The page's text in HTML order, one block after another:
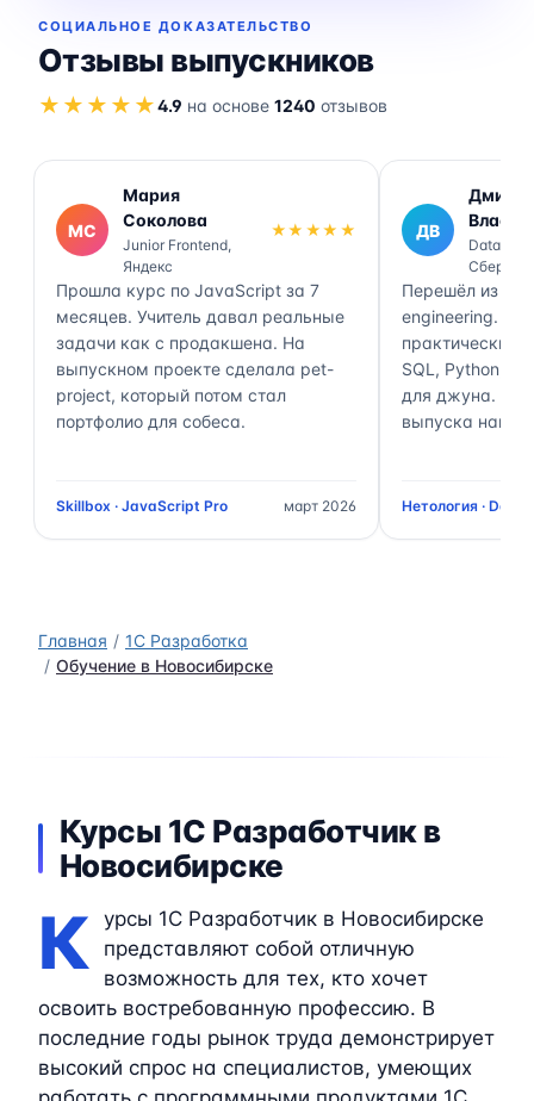
СОЦИАЛЬНОЕ ДОКАЗАТЕЛЬСТВО
Отзывы выпускников
★★★★★4.9 на основе 1240 отзывов
МС
Мария
Соколова
Junior Frontend,
Яндекс
★★★★★
Прошла курс по JavaScript за 7
месяцев. Учитель давал реальные
задачи как с продакшена. На
выпускном проекте сделала pet-
project, который потом стал
портфолио для собеса.
Skillbox · JavaScript Pro март 2026
ДВ
Власов
Data
Сбер
Перешёл из
engineering.
практически
SQL, Python,
для джуна.
выпуска нашёл
Нетология · Data
Главная
1C Разработка
Обучение в Новосибирске
Курсы 1C Разработчик в
Новосибирске
К
урсы 1C Разработчик в Новосибирске
представляют собой отличную
возможность для тех, кто хочет
освоить востребованную профессию. В
последние годы рынок труда демонстрирует
высокий спрос на специалистов, умеющих